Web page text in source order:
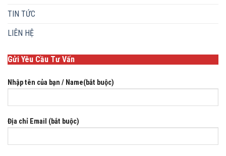
TIN TỨC
LIÊN HỆ
Gửi Yêu Cầu Tư Vấn
Nhập tên của bạn / Name(bắt buộc)
Địa chỉ Email (bắt buộc)